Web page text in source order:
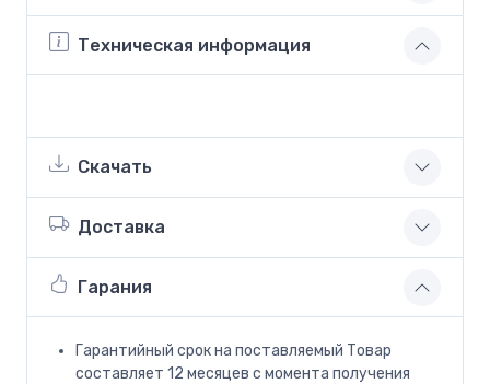
Техническая информация
Скачать
Доставка
Гарания
Гарантийный срок на поставляемый Товар
составляет 12 месяцев с момента получения